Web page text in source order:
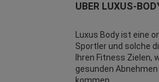
ÜBER LUXUS-
Luxus Body ist eine
Sportler und solche
Ihren Fitness Zielen,
gesunden